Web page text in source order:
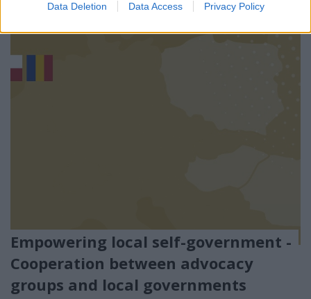
Data Deletion Data Access Privacy Policy
Empowering local self-government -
Cooperation between advocacy
groups and local governments